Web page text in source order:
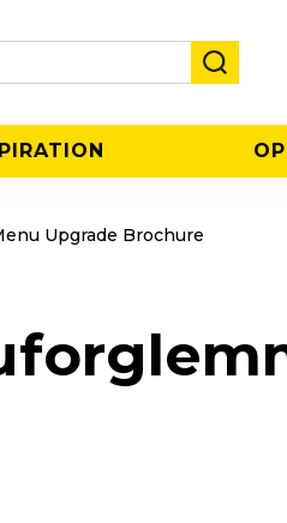
Upgrade Brochure